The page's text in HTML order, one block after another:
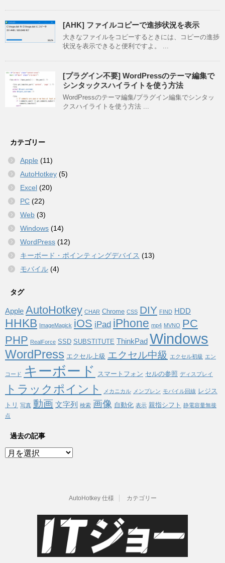
[AHK] ファイルコピーで進捗状況を表示
大きなファイルをコピーするときには、コピーの進捗
状況を表示できると便利ですよ。 ...
[プラグイン不要] WordPressのテーマ編集で
シンタックスハイライトを使う方法
WordPressのテーマ編集/プラグイン編集でシンタッ
クスハイライトを使う方法 ...
カテゴリー
Apple (11)
AutoHotkey (5)
Excel (20)
PC (22)
Web (3)
Windows (14)
WordPress (12)
キーボード・ポインティングデバイス (13)
モバイル (4)
タグ
Apple AutoHotkey CHAR Chrome CSS DIY FIND HDD
HHKB ImageMagick iOS iPad iPhone mp4 MVNO PC
PHP RealForce SSD SUBSTITUTE ThinkPad Windows
WordPress エクセル上級 エクセル中級 エクセル初級 エン
コード キーボード スマートフォン セルの参照 ディスプレイ
トラックポイント メカニカル メンブレン モバイル回線 レジス
トリ 写真 動画 文字列 検索 画像 自動化 表示 親指シフト 静電容量無接
点
過去の記事
過
AutoHotkey 仕様 カテゴリー